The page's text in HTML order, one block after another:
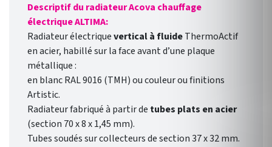
Descriptif du radiateur Acova chauffage
électrique ALTIMA:
Radiateur électriquevertical à fluideThermoActif
en acier, habillé sur la face avant d’une plaque
métallique :
en blanc RAL 9016 (TMH) ou couleur ou finitions
Artistic.
Radiateur fabriqué à partir de tubes plats en acier
(section 70 x 8 x 1,45 mm).
Tubes soudés sur collecteurs de section 37 x 32 mm.